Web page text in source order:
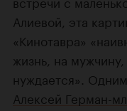
Алиевой, эта
«Кинотавра»
жизнь, на
нуждается».
Алексей Герман-